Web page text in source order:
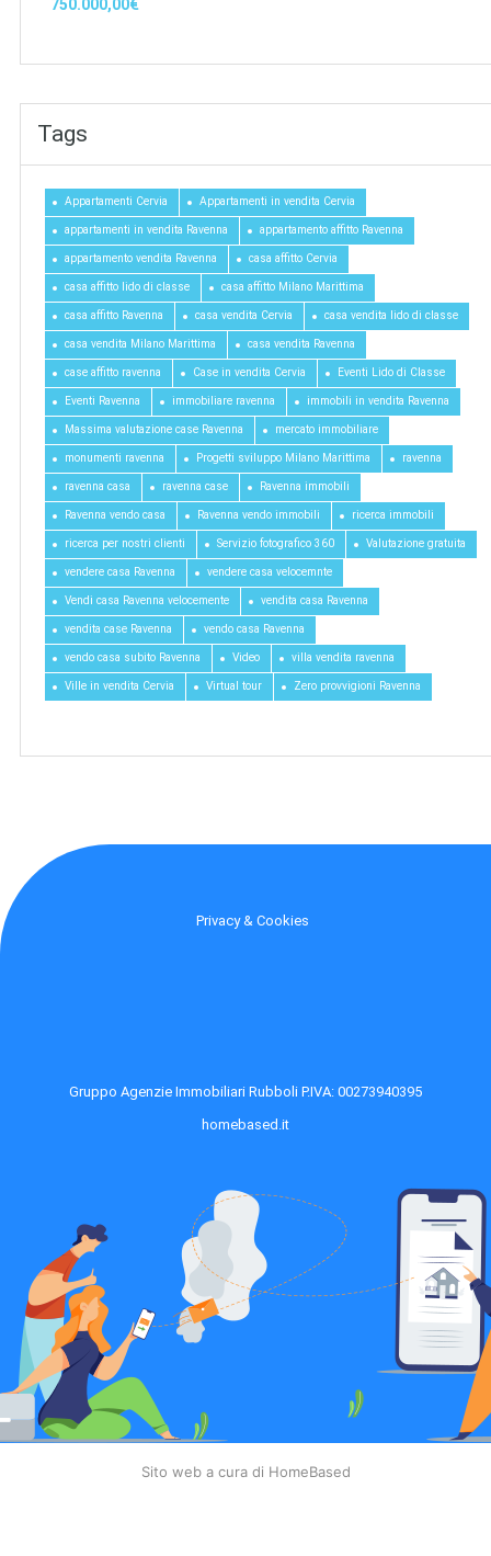
750.000,00€
Tags
Appartamenti Cervia Appartamenti in vendita Cervia
appartamenti in vendita Ravenna appartamento affitto Ravenna
appartamento vendita Ravenna casa affitto Cervia
casa affitto lido di classe casa affitto Milano Marittima
casa affitto Ravenna casa vendita Cervia casa vendita lido di classe
casa vendita Milano Marittima casa vendita Ravenna
case affitto ravenna Case in vendita Cervia Eventi Lido di Classe
Eventi Ravenna immobiliare ravenna immobili in vendita Ravenna
Massima valutazione case Ravenna mercato immobiliare
monumenti ravenna Progetti sviluppo Milano Marittima ravenna
ravenna casa ravenna case Ravenna immobili
Ravenna vendo casa Ravenna vendo immobili ricerca immobili
ricerca per nostri clienti Servizio fotografico 360 Valutazione gratuita
vendere casa Ravenna vendere casa velocemnte
Vendi casa Ravenna velocemente vendita casa Ravenna
vendita case Ravenna vendo casa Ravenna
vendo casa subito Ravenna Video villa vendita ravenna
Ville in vendita Cervia Virtual tour Zero provvigioni Ravenna
Privacy & Cookies
Gruppo Agenzie Immobiliari Rubboli P.IVA: 00273940395
homebased.it
Sito web a cura di HomeBased